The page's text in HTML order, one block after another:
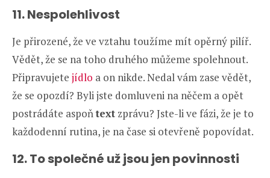
11. Nespolehlivost
Je přirozené, že ve vztahu toužíme mít opěrný pilíř.
Vědět, že se na toho druhého můžeme spolehnout.
Připravujete jídlo a on nikde. Nedal vám zase vědět,
že se opozdí? Byli jste domluveni na něčem a opět
postrádáte aspoňtext zprávu? Jste-li ve fázi, že je to
každodenní rutina, je na čase si otevřeně popovídat.
12. To společné už jsou jen povinnosti